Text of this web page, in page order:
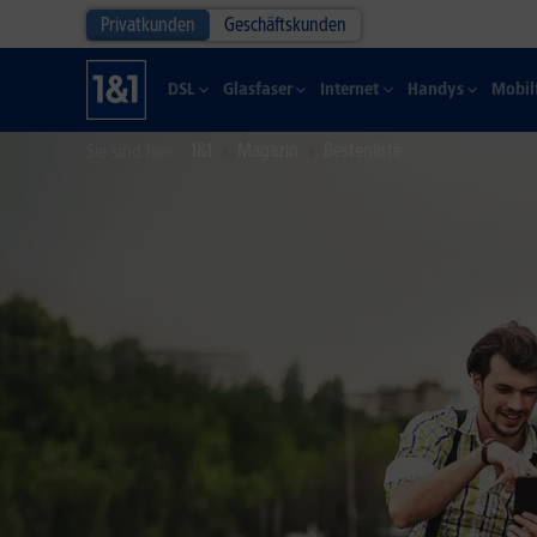
Privatkunden Geschäftskunden
DSL Glasfaser Internet Handys